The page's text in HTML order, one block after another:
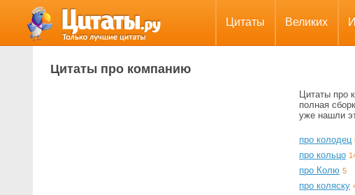
Цитаты Великих
Цитаты про компанию
Цитаты про
полная
уже нашли
про колодец
про кольцо
про Колю 5
про коляску